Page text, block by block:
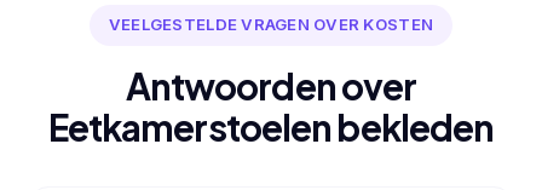
VEELGESTELDE VRAGEN OVER KOSTEN
Antwoorden over
Eetkamerstoelen bekleden